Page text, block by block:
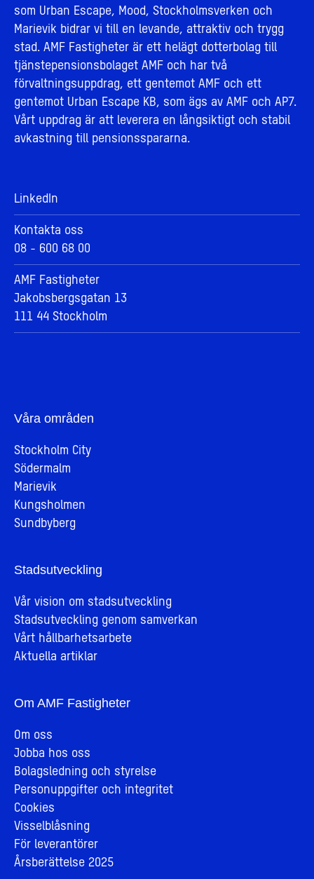
som Urban Escape, Mood, Stockholmsverken och
Marievik bidrar vi till en levande, attraktiv och trygg
stad. AMF Fastigheter är ett helägt dotterbolag till
tjänstepensionsbolaget AMF och har två
förvaltningsuppdrag, ett gentemot AMF och ett
gentemot Urban Escape KB, som ägs av AMF och AP7.
Vårt uppdrag är att leverera en långsiktigt och stabil
avkastning till pensionsspararna.
LinkedIn
Kontakta oss
08 - 600 68 00
AMF Fastigheter
Jakobsbergsgatan 13
111 44 Stockholm
Våra områden
Stockholm City
Södermalm
Marievik
Kungsholmen
Sundbyberg
Stadsutveckling
Vår vision om stadsutveckling
Stadsutveckling genom samverkan
Vårt hållbarhetsarbete
Aktuella artiklar
Om AMF Fastigheter
Om oss
Jobba hos oss
Bolagsledning och styrelse
Personuppgifter och integritet
Cookies
Visselblåsning
För leverantörer
Årsberättelse 2025